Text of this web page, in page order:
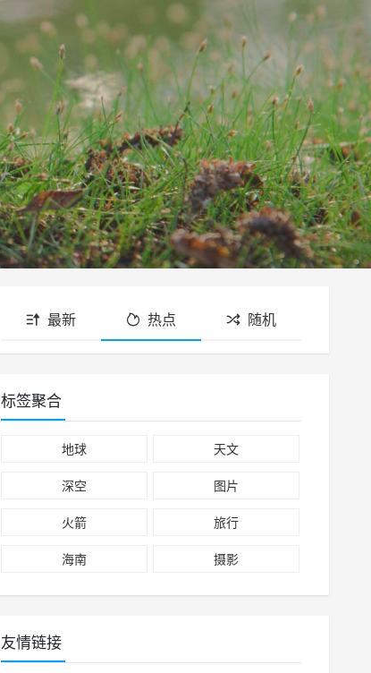
最新 热点 随机
标签聚合
地球 天文
深空 图片
火箭 旅行
海南 摄影
友情链接